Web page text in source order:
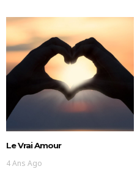
Le Vrai Amour
4 Ans Ago